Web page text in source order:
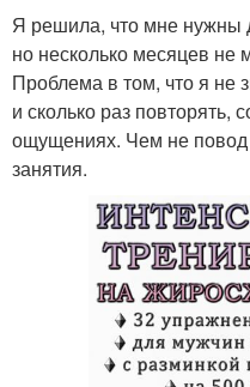
Я решила, что мне нужны
но несколько месяцев не
Проблема в том, что я не
и сколько раз повторять,
ощущениях. Чем не повод
занятия.